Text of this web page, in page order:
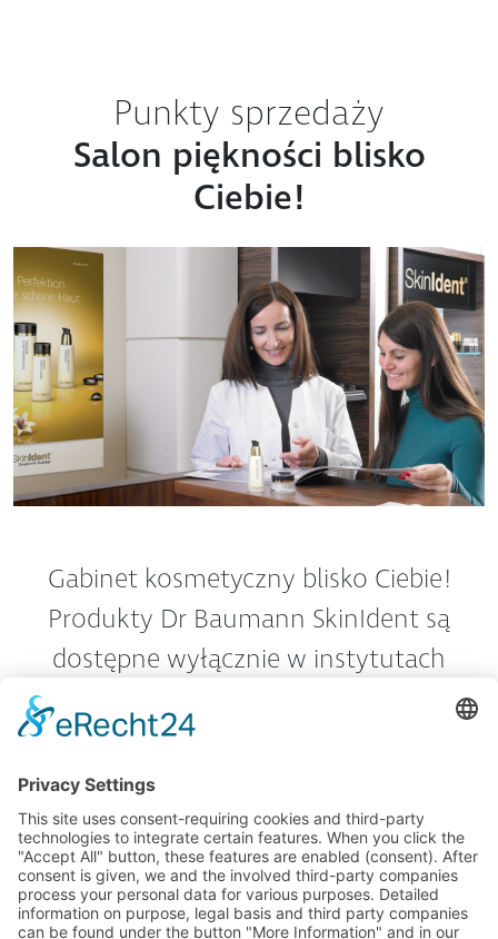
Salon piękności blisko
Ciebie!
Produkty Dr Baumann SkinIdent są
dostępne wyłącznie w instytutach
kosmetycznych i farmach piękności.
OGÓLNE WARUNKI